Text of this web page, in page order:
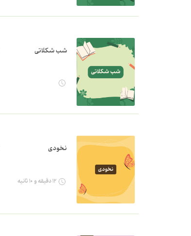
شب شکلاتی
نخودی
۱۲ دقیقه و ۱۰ ثانیه